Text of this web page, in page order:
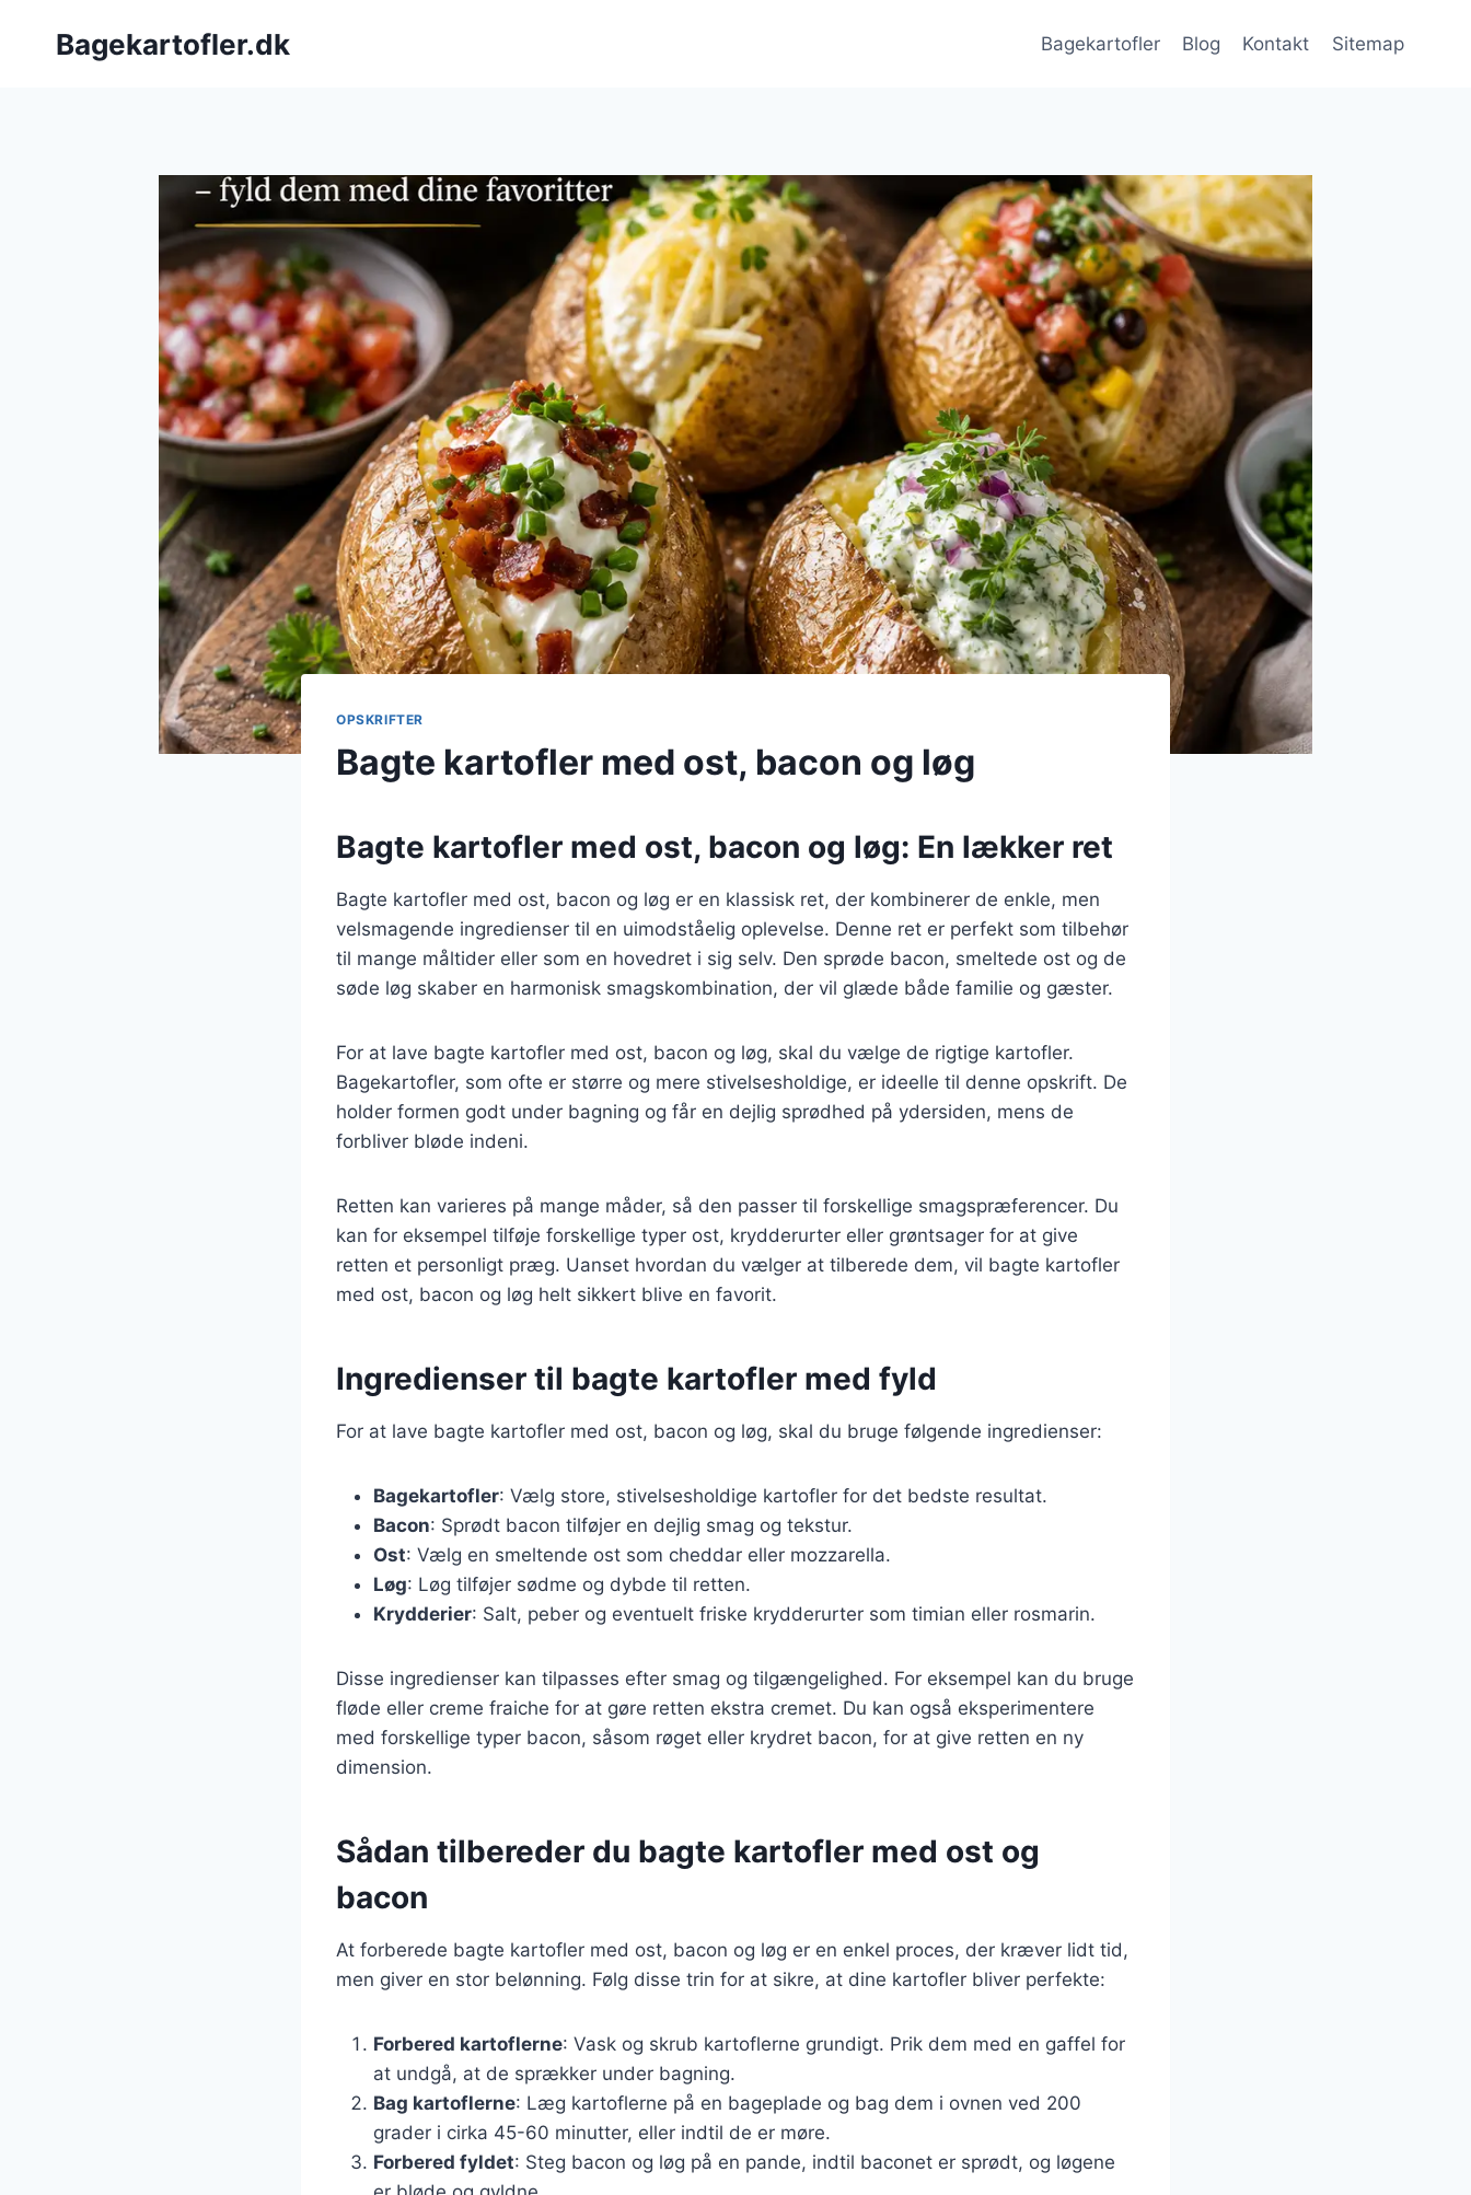
Bagekartofler.dk Bagekartofler Blog Kontakt Sitemap
OPSKRIFTER
Bagte kartofler med ost, bacon og løg
Bagte kartofler med ost, bacon og løg: En lækker ret
Bagte kartofler med ost, bacon og løg er en klassisk ret, der kombinerer de enkle, men
velsmagende ingredienser til en uimodståelig oplevelse. Denne ret er perfekt som tilbehør
til mange måltider eller som en hovedret i sig selv. Den sprøde bacon, smeltede ost og de
søde løg skaber en harmonisk smagskombination, der vil glæde både familie og gæster.
For at lave bagte kartofler med ost, bacon og løg, skal du vælge de rigtige kartofler.
Bagekartofler, som ofte er større og mere stivelsesholdige, er ideelle til denne opskrift. De
holder formen godt under bagning og får en dejlig sprødhed på ydersiden, mens de
forbliver bløde indeni.
Retten kan varieres på mange måder, så den passer til forskellige smagspræferencer. Du
kan for eksempel tilføje forskellige typer ost, krydderurter eller grøntsager for at give
retten et personligt præg. Uanset hvordan du vælger at tilberede dem, vil bagte kartofler
med ost, bacon og løg helt sikkert blive en favorit.
Ingredienser til bagte kartofler med fyld
For at lave bagte kartofler med ost, bacon og løg, skal du bruge følgende ingredienser:
Bagekartofler: Vælg store, stivelsesholdige kartofler for det bedste resultat.
Bacon: Sprødt bacon tilføjer en dejlig smag og tekstur.
Ost: Vælg en smeltende ost som cheddar eller mozzarella.
Løg: Løg tilføjer sødme og dybde til retten.
Krydderier: Salt, peber og eventuelt friske krydderurter som timian eller rosmarin.
Disse ingredienser kan tilpasses efter smag og tilgængelighed. For eksempel kan du bruge
fløde eller creme fraiche for at gøre retten ekstra cremet. Du kan også eksperimentere
med forskellige typer bacon, såsom røget eller krydret bacon, for at give retten en ny
dimension.
Sådan tilbereder du bagte kartofler med ost og
bacon
At forberede bagte kartofler med ost, bacon og løg er en enkel proces, der kræver lidt tid,
men giver en stor belønning. Følg disse trin for at sikre, at dine kartofler bliver perfekte:
Forbered kartoflerne: Vask og skrub kartoflerne grundigt. Prik dem med en gaffel for
at undgå, at de sprækker under bagning.
Bag kartoflerne: Læg kartoflerne på en bageplade og bag dem i ovnen ved 200
grader i cirka 45-60 minutter, eller indtil de er møre.
Forbered fyldet: Steg bacon og løg på en pande, indtil baconet er sprødt, og løgene